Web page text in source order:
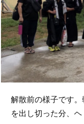
解散前の様子です
を出し切った分、